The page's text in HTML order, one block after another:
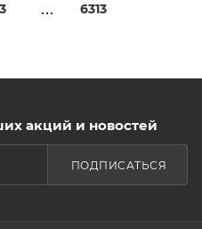
3 6313
акций и новостей
ПОДПИСАТЬСЯ